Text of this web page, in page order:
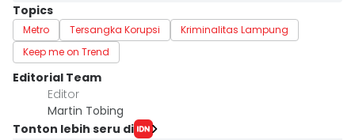
Topics
Metro Tersangka Korupsi
Kriminalitas Lampung
Keep me on Trend
Editorial Team
Editor
Martin Tobing
Tonton lebih seru di